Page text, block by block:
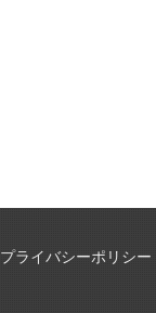
プライバシーポリシー